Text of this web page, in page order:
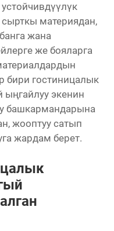
материядан,
жана
же бояларга
бири гостиницалык
ыңгайлуу экенин
башкармандарына
жооптуу сатып
жардам берет.